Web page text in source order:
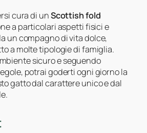
cura di unScottish fold
a particolari aspetti fisici e
un compagno di vita dolce,
a molte tipologie di famiglia.
sicuro e seguendo
potrai goderti ogni giorno la
gatto dal carattere unico e dal